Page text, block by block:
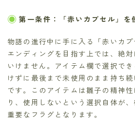
第一条件：「赤いカプセル」を
物語の進行中に手に入る「赤いカ
エンディングを目指す上では、絶
いけません。アイテム欄で選択で
けずに最後まで未使用のまま持ち
です。このアイテムは雛子の精神
り、使用しないという選択自体が
重要なフラグとなります。